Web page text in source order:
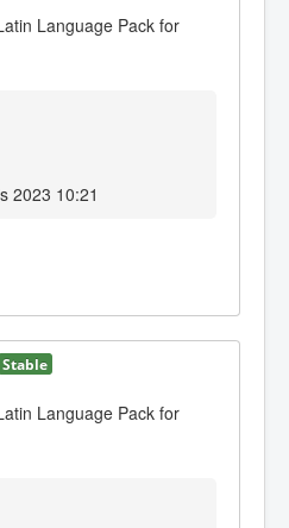
Language Pack for
2023 10:21
Stable
Language Pack for